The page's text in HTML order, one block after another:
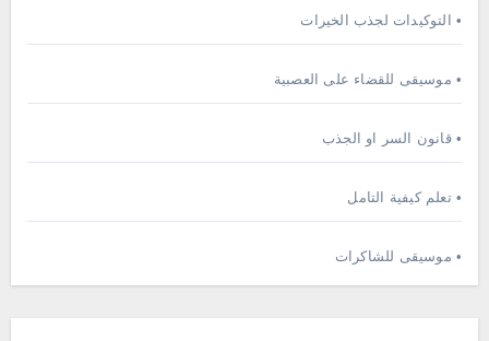
• التوكيدات لجذب الخيرات
• موسيقى للقضاء على العصبية
• قانون السر او الجذب
• تعلم كيفية التامل
• موسيقى للشاكرات